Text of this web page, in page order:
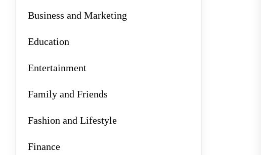
Business and Marketing
Education
Entertainment
Family and Friends
Fashion and Lifestyle
Finance